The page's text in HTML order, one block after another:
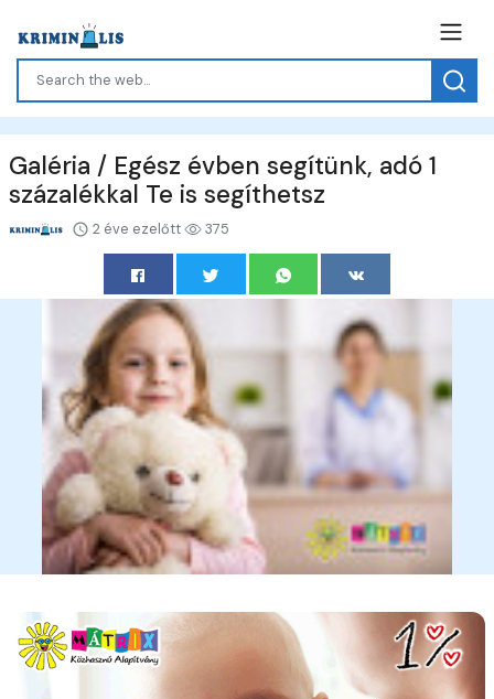
Galéria / Egész évben segítünk, adó 1
százalékkal Te is segíthetsz
2 éve ezelőtt 375